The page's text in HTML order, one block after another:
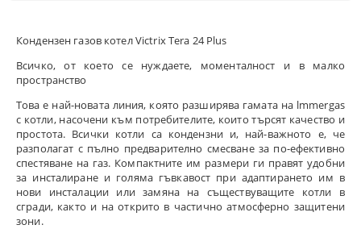
Кондензен газов котел Victrix Tera 24 Plus
Всичко, от което се нуждаете, моменталност и в малко
пространство
Това е най-новата линия, която разширява гамата на lmmergas
c котли, насочени към потребителите, които търсят качество и
простота. Всички котли са кондензни и, най-важното е, че
разполагат с пълно предварително смесване за по-ефективно
спестяване на газ. Компактните им размери ги правят удобни
за инсталиране и голяма гъвкавост при адаптирането им в
нови инсталации или замяна на съществуващите котли в
сгради, както и на открито в частично атмосферно защитени
зони.